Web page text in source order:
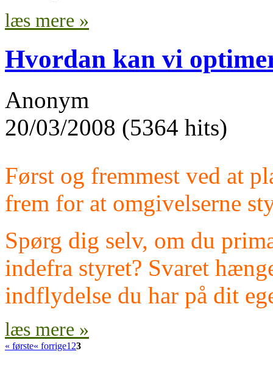
læs mere »
Hvordan kan vi
Anonym
20/03/2008 (5364 hits)
Først og fremmest ved at
frem for at omgivelserne
Spørg dig selv, om du
indefra styret? Svaret
indflydelse du har på dit
læs mere »
« første« forrige1 23